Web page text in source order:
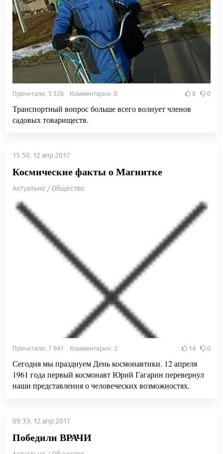
Прочитали: 3 526 Комментарии: 0 8 0
Транспортный вопрос больше всего волнует членов
садовых товариществ.
13:50, 12 апр 2017
Космические факты о Магнитке
Актуально / Общество
Прочитали: 7 941 Комментарии: 2 14 0
Сегодня мы празднуем День космонавтики. 12 апреля
1961 года первый космонавт Юрий Гагарин перевернул
наши представления о человеческих возможностях.
09:33, 12 апр 2017
Победили ВРАЧИ